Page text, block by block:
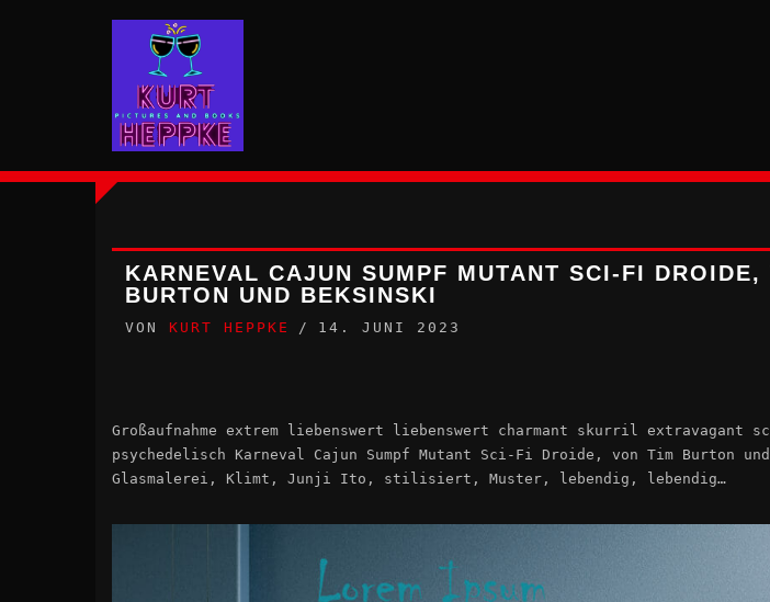
KARNEVAL CAJUN SUMPF MUTANT SCI-FI DROIDE,
BURTON UND BEKSINSKI
VON KURT HEPPKE 14. JUNI 2023
Großaufnahme extrem liebenswert liebenswert charmant skurril extravagant
psychedelisch Karneval Cajun Sumpf Mutant Sci-Fi Droide, von Tim Burton
Glasmalerei, Klimt, Junji Ito, stilisiert, Muster, lebendig, lebendig…